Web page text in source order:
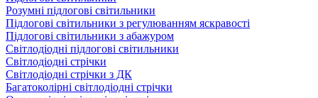
Розумні підлогові світильники
Підлогові світильники з регулюванням яскравості
Підлогові світильники з абажуром
Світлодіодні підлогові світильники
Світлодіодні стрічки
Світлодіодні стрічки з ДК
Багатоколірні світлодіодні стрічки